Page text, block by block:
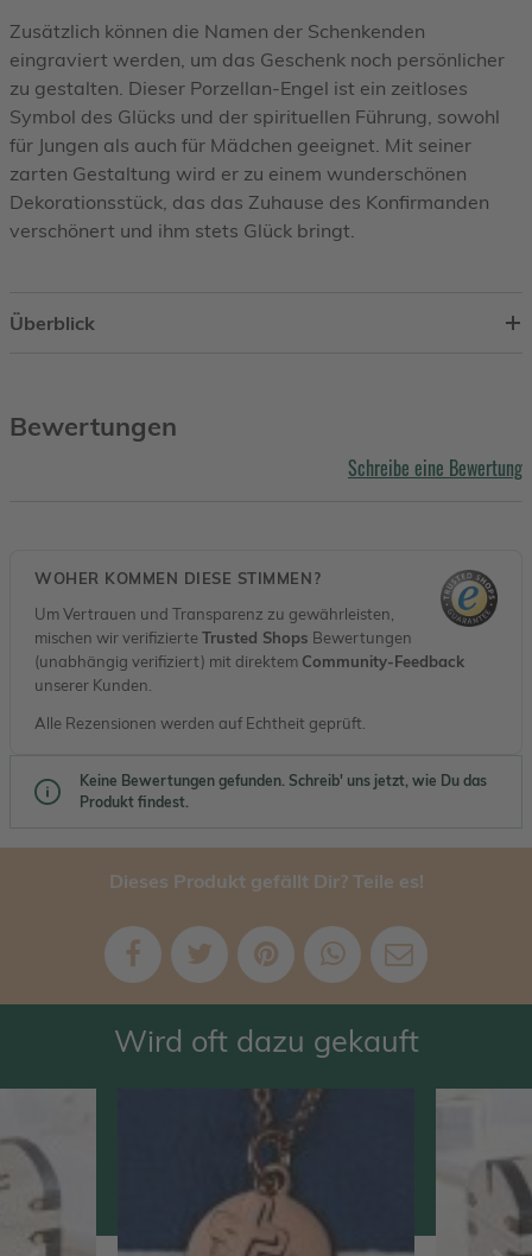
Zusätzlich können die Namen der Schenkenden
eingraviert werden, um das Geschenk noch persönlicher
zu gestalten. Dieser Porzellan-Engel ist ein zeitloses
Symbol des Glücks und der spirituellen Führung, sowohl
für Jungen als auch für Mädchen geeignet. Mit seiner
zarten Gestaltung wird er zu einem wunderschönen
Dekorationsstück, das das Zuhause des Konfirmanden
verschönert und ihm stets Glück bringt.
Überblick
Bewertungen
Schreibe eine Bewertung
WOHER KOMMEN DIESE STIMMEN?
Um Vertrauen und Transparenz zu gewährleisten,
mischen wir verifizierteTrusted Shops Bewertungen
(unabhängig verifiziert) mit direktem Community-Feedback
unserer Kunden.
Alle Rezensionen werden auf Echtheit geprüft.
Keine Bewertungen gefunden. Schreib' uns jetzt, wie Du das
Produkt findest.
Dieses Produkt gefällt Dir? Teile es!
Wird oft dazu gekauft